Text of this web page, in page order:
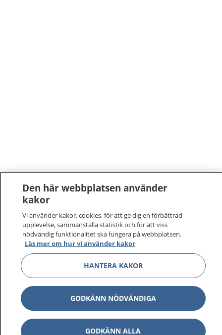
Den här webbplatsen använder
kakor
Vi använder kakor, cookies, för att ge dig en förbättrad
upplevelse, sammanställa statistik och för att viss
nödvändig funktionalitet ska fungera på webbplatsen.
Läs mer om hur vi använder kakor
HANTERA KAKOR
GODKÄNN NÖDVÄNDIGA
GODKÄNN ALLA